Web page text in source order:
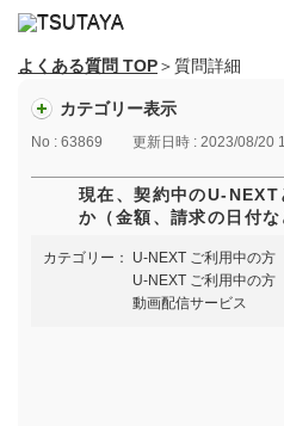
よくある質問 TOP＞質問詳細
カテゴリー表示
No : 63869 更新日時 : 2023/08/20
現在、契約中のU-
か（金額、請求の日付な
カテゴリー：
U-NEXT ご利用中の方
U-NEXT ご利用中の方
動画配信サービス